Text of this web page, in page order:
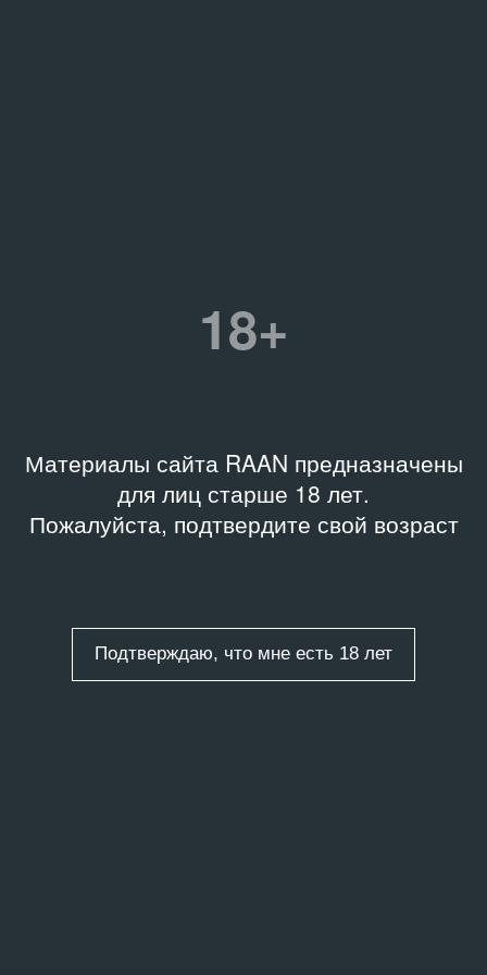
18+
Материалы сайта RAAN предназначены
для лиц старше 18 лет.
Пожалуйста, подтвердите свой возраст
Подтверждаю, что мне есть 18 лет